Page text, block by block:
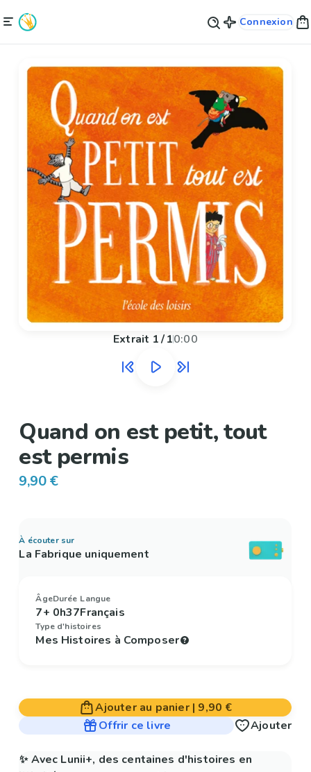
Connexion
Extrait 1/10:00
Quand on est petit, tout
est permis
9,90 €
À écouter sur
La Fabrique uniquement
Âge
7+
Durée
0h37
Langue
Français
Type d'histoires
Mes Histoires à Composer
Ajouter au panier| 9,90 €
Offrir ce livre
Ajouter
✨ Avec Lunii+, des centaines d'histoires en